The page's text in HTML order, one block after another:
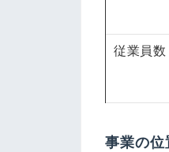
従業員数
事業の